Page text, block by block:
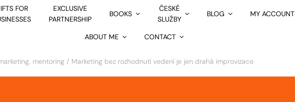
FOR
EXCLUSIVE
PARTNERSHIP
BOOKS
ČESKÉ
SLUŽBY
BLOG MY ACCOUNT
ABOUT ME CONTACT
mentoring Marketing bez rozhodnutí vedení je jen drahá improvizace